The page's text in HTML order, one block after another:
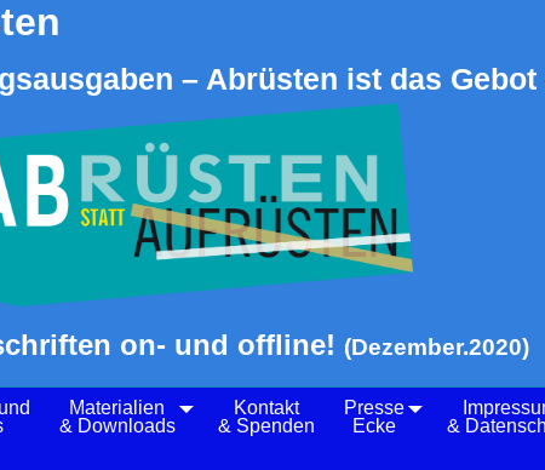
– Abrüsten ist das Gebot
on- und offline! (Dezember.2020)
Materialien
& Downloads
Kontakt
& Spenden
Presse
Ecke
&